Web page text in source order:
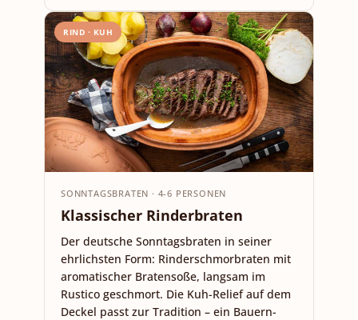
RIND · KUH
SONNTAGSBRATEN · 4-6 PERSONEN
Klassischer Rinderbraten
Der deutsche Sonntagsbraten in seiner
ehrlichsten Form: Rinderschmorbraten mit
aromatischer Bratensoße, langsam im
Rustico geschmort. Die Kuh-Relief auf dem
Deckel passt zur Tradition – ein Bauern-